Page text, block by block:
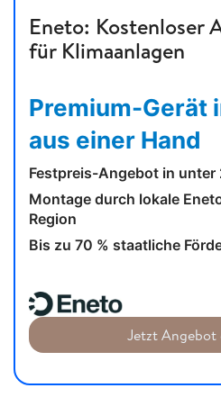
Eneto: Kostenloser
für Klimaanlagen
Premium-Gerät
aus einer Hand
Festpreis-Angebot in unter
Montage durch lokale
Region
Bis zu 70 % staatliche
Jetzt Angebot